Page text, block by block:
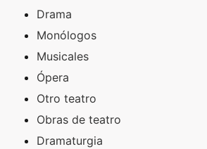
Drama
Monólogos
Musicales
Ópera
Otro teatro
Obras de teatro
Dramaturgia